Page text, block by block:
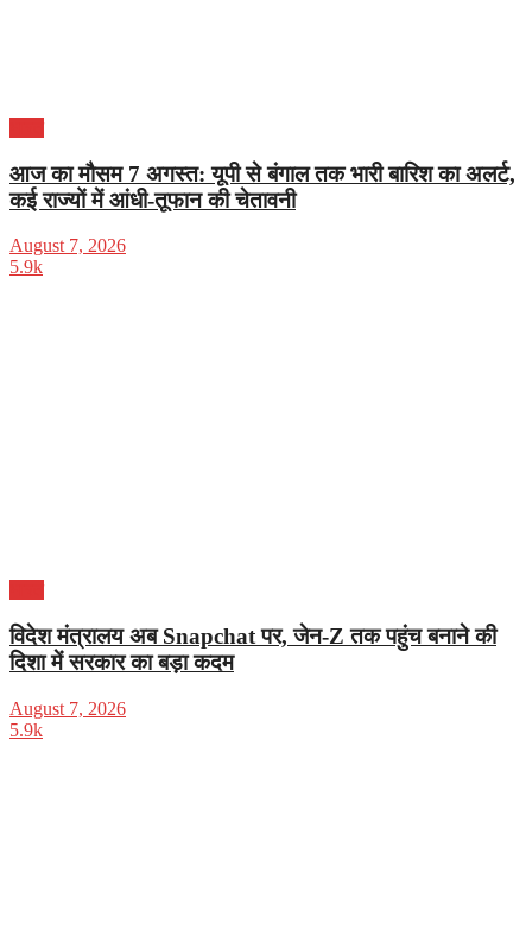
आज का मौसम 7 अगस्त: यूपी से बंगाल तक भारी बारिश का अलर्ट,
कई राज्यों में आंधी-तूफान की चेतावनी
August 7, 2026
5.9k
विदेश मंत्रालय अब Snapchat पर, जेन-Z तक पहुंच बनाने की
दिशा में सरकार का बड़ा कदम
August 7, 2026
5.9k